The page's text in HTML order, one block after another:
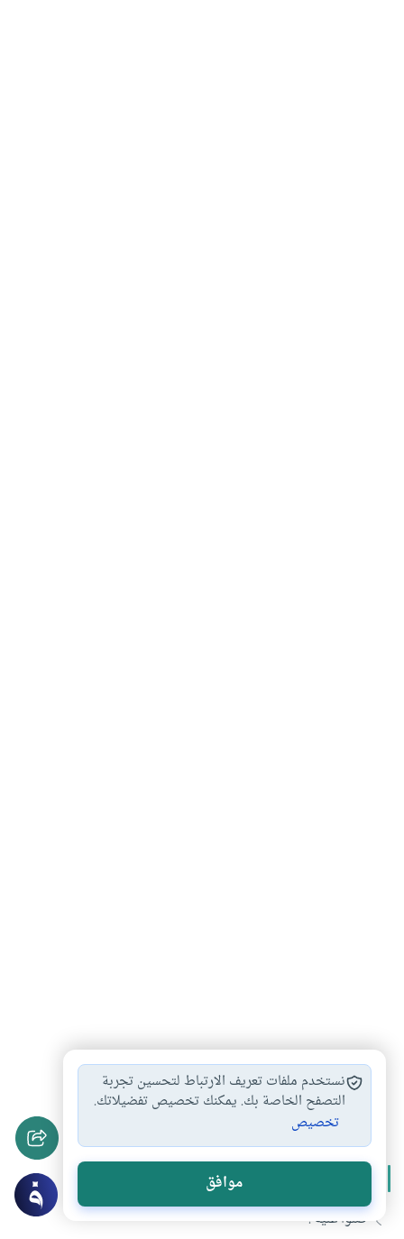
محمد رسول الله #أخلاق #السيرة النبوية آداب
أخلاق الإسلام #أخلاق الرسول
المزيد من سلسلةالسيرة النبوية
صلوا عليه !
نستخدم ملفات تعريف الارتباط لتحسين تجربة
التصفح الخاصة بك. يمكنك تخصيص تفضيلاتك.
تخصيص
موافق